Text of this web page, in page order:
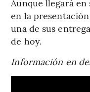
Aunque llegará
en la
una de sus
de hoy.
Información en